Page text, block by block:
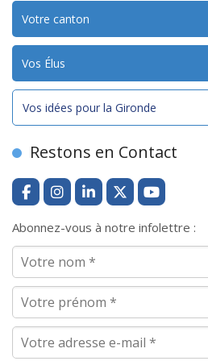
Votre canton
Vos Élus
Vos idées pour la Gironde
Restons en Contact
Abonnez-vous à notre infolettre :